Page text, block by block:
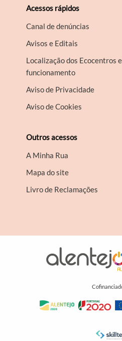
Acessos rápidos
Canal de denúncias
Avisos e Editais
Localização dos Ecocentros
funcionamento
Aviso de Privacidade
Aviso de Cookies
Outros acessos
A Minha Rua
Mapa do site
Livro de Reclamações